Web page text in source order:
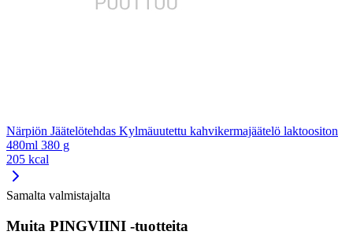
Närpiön Jäätelötehdas Kylmäuutettu kahvikermajäätelö laktoositon
480ml 380 g
205 kcal
Samalta valmistajalta
Muita PINGVIINI -tuotteita